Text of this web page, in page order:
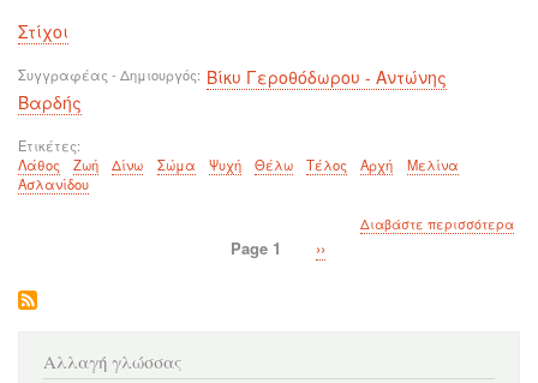
Στίχοι
Συγγραφέας - Δημιουργός
Βίκυ Γεροθόδωρου - Αντώνης
Βαρδής
Ετικέτες
Λάθος
Ζωή Δίνω Σώμα Ψυχή Θέλω Τέλος Αρχή
Μελίνα
Ασλανίδου
Διαβάστε περισσότεραγια
Page 1
Next
››
Αλλαγή γλώσσας